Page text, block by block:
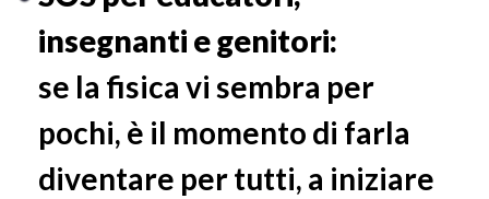
insegnanti e genitori:
se la fisica vi sembra per
pochi, è il momento di farla
diventare per tutti, a iniziare